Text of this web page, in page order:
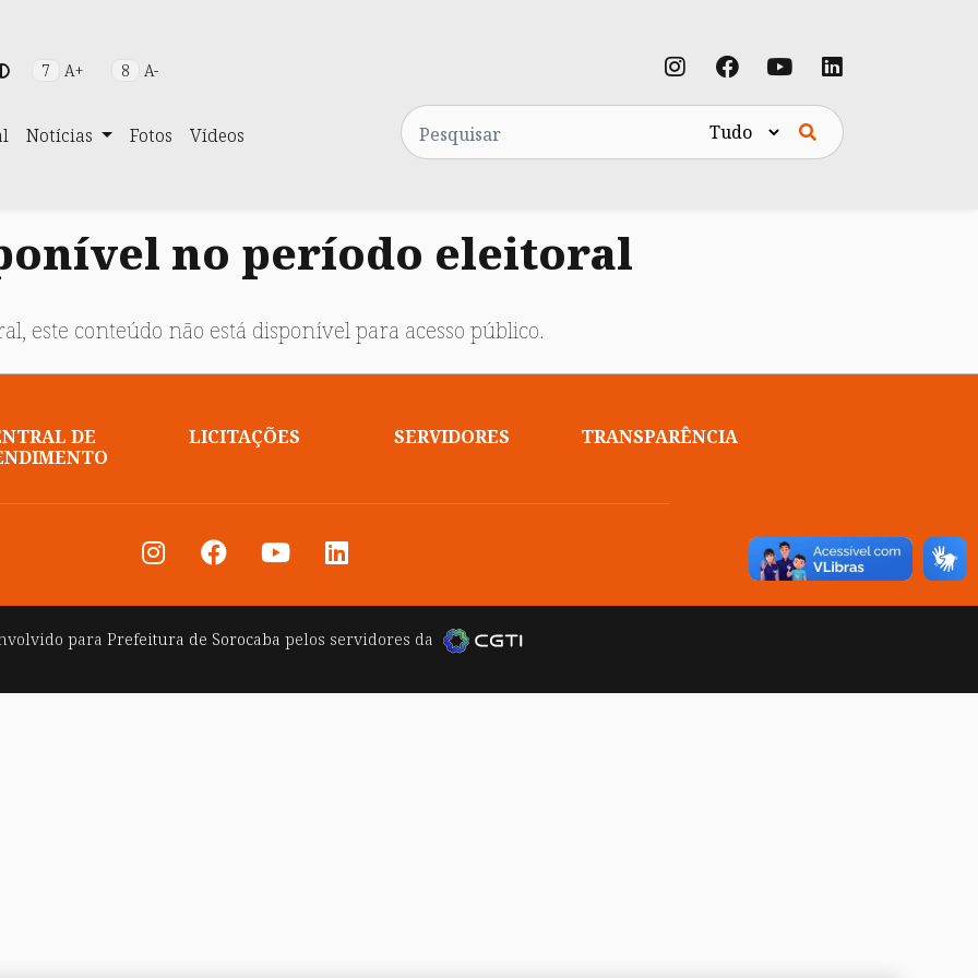
7 A+ 8 A-
Notícias Fotos Vídeos
Pesquisa
no período eleitoral
este conteúdo não está disponível para acesso público.
DE
LICITAÇÕES SERVIDORES TRANSPARÊNCIA
paraPrefeitura de Sorocaba pelos servidores da